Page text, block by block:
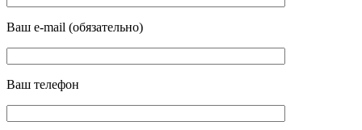
Ваш e-mail (обязательно)
Ваш телефон